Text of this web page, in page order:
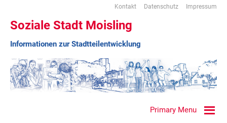
Kontakt Datenschutz Impressum
Soziale Stadt Moisling
Informationen zur Stadtteilentwicklung
Primary Menu